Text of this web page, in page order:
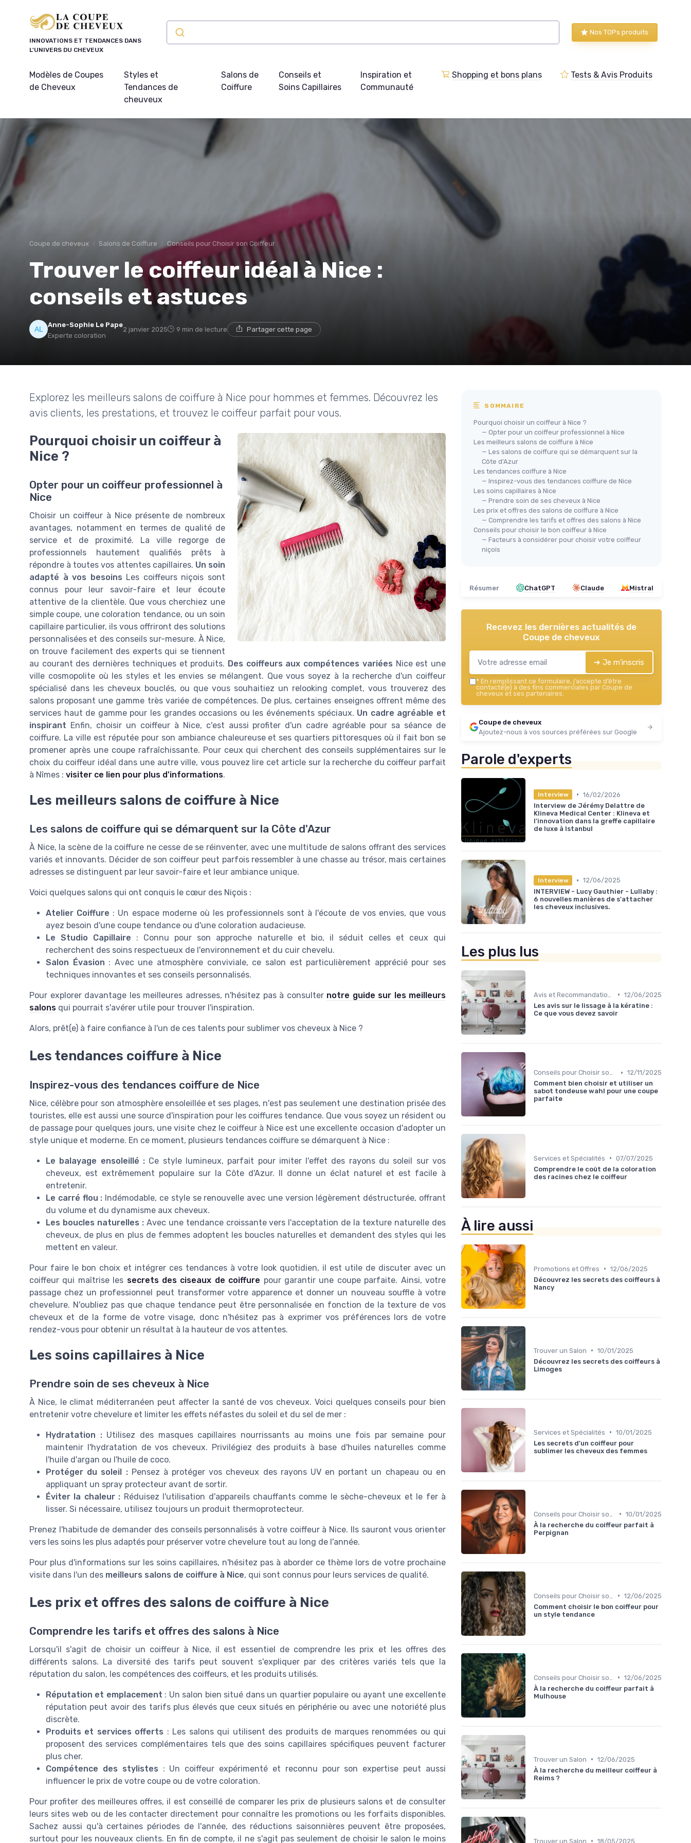
INNOVATIONS ET TENDANCES DANS
L'UNIVERS DU CHEVEUX
Nos TOPs produits
Modèles de Coupes
de Cheveux
Styles et
Tendances de
cheuveux
Salons de
Coiffure
Conseils et
Soins Capillaires
Inspiration et
Communauté
Shopping et bons plans Tests & Avis Produits
Coupe de cheveux Salons de Coiffure Conseils pour Choisir son Coiffeur
Trouver le coiffeur idéal à Nice :
conseils et astuces
Anne-Sophie Le Pape
Experte coloration
2 janvier 2025 9 min de lecture Partager cette page
Explorez les meilleurs salons de coiffure à Nice pour hommes et femmes. Découvrez les
avis clients, les prestations, et trouvez le coiffeur parfait pour vous.
Pourquoi choisir un coiffeur à
Nice ?
Opter pour un coiffeur professionnel à
Nice
Choisir un coiffeur à Nice présente de nombreux
avantages, notamment en termes de qualité de
service et de proximité. La ville regorge de
professionnels hautement qualifiés prêts à
répondre à toutes vos attentes capillaires. Un soin
adapté à vos besoins Les coiffeurs niçois sont
connus pour leur savoir-faire et leur écoute
attentive de la clientèle. Que vous cherchiez une
simple coupe, une coloration tendance, ou un soin
capillaire particulier, ils vous offriront des solutions
personnalisées et des conseils sur-mesure. À Nice,
on trouve facilement des experts qui se tiennent
au courant des dernières techniques et produits. Des coiffeurs aux compétences variées Nice est une
ville cosmopolite où les styles et les envies se mélangent. Que vous soyez à la recherche d'un coiffeur
spécialisé dans les cheveux bouclés, ou que vous souhaitiez un relooking complet, vous trouverez des
salons proposant une gamme très variée de compétences. De plus, certaines enseignes offrent même des
services haut de gamme pour les grandes occasions ou les événements spéciaux. Un cadre agréable et
inspirant Enfin, choisir un coiffeur à Nice, c'est aussi profiter d'un cadre agréable pour sa séance de
coiffure. La ville est réputée pour son ambiance chaleureuse et ses quartiers pittoresques où il fait bon se
promener après une coupe rafraîchissante. Pour ceux qui cherchent des conseils supplémentaires sur le
choix du coiffeur idéal dans une autre ville, vous pouvez lire cet article sur la recherche du coiffeur parfait
à Nîmes : visiter ce lien pour plus d'informations.
Les meilleurs salons de coiffure à Nice
Les salons de coiffure qui se démarquent sur la Côte d'Azur
À Nice, la scène de la coiffure ne cesse de se réinventer, avec une multitude de salons offrant des services
variés et innovants. Décider de son coiffeur peut parfois ressembler à une chasse au trésor, mais certaines
adresses se distinguent par leur savoir-faire et leur ambiance unique.
Voici quelques salons qui ont conquis le cœur des Niçois :
Atelier Coiffure : Un espace moderne où les professionnels sont à l'écoute de vos envies, que vous
ayez besoin d'une coupe tendance ou d'une coloration audacieuse.
Le Studio Capillaire : Connu pour son approche naturelle et bio, il séduit celles et ceux qui
recherchent des soins respectueux de l'environnement et du cuir chevelu.
Salon Évasion : Avec une atmosphère conviviale, ce salon est particulièrement apprécié pour ses
techniques innovantes et ses conseils personnalisés.
Pour explorer davantage les meilleures adresses, n'hésitez pas à consulter notre guide sur les meilleurs
salons qui pourrait s'avérer utile pour trouver l'inspiration.
Alors, prêt(e) à faire confiance à l'un de ces talents pour sublimer vos cheveux à Nice ?
Les tendances coiffure à Nice
Inspirez-vous des tendances coiffure de Nice
Nice, célèbre pour son atmosphère ensoleillée et ses plages, n'est pas seulement une destination prisée des
touristes, elle est aussi une source d'inspiration pour les coiffures tendance. Que vous soyez un résident ou
de passage pour quelques jours, une visite chez le coiffeur à Nice est une excellente occasion d'adopter un
style unique et moderne. En ce moment, plusieurs tendances coiffure se démarquent à Nice :
Le balayage ensoleillé :Ce style lumineux, parfait pour imiter l'effet des rayons du soleil sur vos
cheveux, est extrêmement populaire sur la Côte d'Azur. Il donne un éclat naturel et est facile à
entretenir.
Le carré flou : Indémodable, ce style se renouvelle avec une version légèrement déstructurée, offrant
du volume et du dynamisme aux cheveux.
Les boucles naturelles :Avec une tendance croissante vers l'acceptation de la texture naturelle des
cheveux, de plus en plus de femmes adoptent les boucles naturelles et demandent des styles qui les
mettent en valeur.
Pour faire le bon choix et intégrer ces tendances à votre look quotidien, il est utile de discuter avec un
coiffeur qui maîtrise les secrets des ciseaux de coiffure pour garantir une coupe parfaite. Ainsi, votre
passage chez un professionnel peut transformer votre apparence et donner un nouveau souffle à votre
chevelure. N'oubliez pas que chaque tendance peut être personnalisée en fonction de la texture de vos
cheveux et de la forme de votre visage, donc n'hésitez pas à exprimer vos préférences lors de votre
rendez-vous pour obtenir un résultat à la hauteur de vos attentes.
Les soins capillaires à Nice
Prendre soin de ses cheveux à Nice
À Nice, le climat méditerranéen peut affecter la santé de vos cheveux. Voici quelques conseils pour bien
entretenir votre chevelure et limiter les effets néfastes du soleil et du sel de mer :
Hydratation :Utilisez des masques capillaires nourrissants au moins une fois par semaine pour
maintenir l'hydratation de vos cheveux. Privilégiez des produits à base d'huiles naturelles comme
l'huile d'argan ou l'huile de coco.
Protéger du soleil :Pensez à protéger vos cheveux des rayons UV en portant un chapeau ou en
appliquant un spray protecteur avant de sortir.
Éviter la chaleur : Réduisez l'utilisation d'appareils chauffants comme le sèche-cheveux et le fer à
lisser. Si nécessaire, utilisez toujours un produit thermoprotecteur.
Prenez l'habitude de demander des conseils personnalisés à votre coiffeur à Nice. Ils sauront vous orienter
vers les soins les plus adaptés pour préserver votre chevelure tout au long de l'année.
Pour plus d'informations sur les soins capillaires, n'hésitez pas à aborder ce thème lors de votre prochaine
visite dans l'un des meilleurs salons de coiffure à Nice, qui sont connus pour leurs services de qualité.
Les prix et offres des salons de coiffure à Nice
Comprendre les tarifs et offres des salons à Nice
Lorsqu'il s'agit de choisir un coiffeur à Nice, il est essentiel de comprendre les prix et les offres des
différents salons. La diversité des tarifs peut souvent s'expliquer par des critères variés tels que la
réputation du salon, les compétences des coiffeurs, et les produits utilisés.
Réputation et emplacement : Un salon bien situé dans un quartier populaire ou ayant une excellente
réputation peut avoir des tarifs plus élevés que ceux situés en périphérie ou avec une notoriété plus
discrète.
Produits et services offerts : Les salons qui utilisent des produits de marques renommées ou qui
proposent des services complémentaires tels que des soins capillaires spécifiques peuvent facturer
plus cher.
Compétence des stylistes : Un coiffeur expérimenté et reconnu pour son expertise peut aussi
influencer le prix de votre coupe ou de votre coloration.
Pour profiter des meilleures offres, il est conseillé de comparer les prix de plusieurs salons et de consulter
leurs sites web ou de les contacter directement pour connaître les promotions ou les forfaits disponibles.
Sachez aussi qu'à certaines périodes de l'année, des réductions saisonnières peuvent être proposées,
surtout pour les nouveaux clients. En fin de compte, il ne s'agit pas seulement de choisir le salon le moins
SOMMAIRE
Pourquoi choisir un coiffeur à Nice ?
— Opter pour un coiffeur professionnel à Nice
Les meilleurs salons de coiffure à Nice
— Les salons de coiffure qui se démarquent sur la
Côte d'Azur
Les tendances coiffure à Nice
— Inspirez-vous des tendances coiffure de Nice
Les soins capillaires à Nice
— Prendre soin de ses cheveux à Nice
Les prix et offres des salons de coiffure à Nice
— Comprendre les tarifs et offres des salons à Nice
Conseils pour choisir le bon coiffeur à Nice
— Facteurs à considérer pour choisir votre coiffeur
niçois
Résumer ChatGPT Claude Mistral
Recevez les dernières actualités de
Coupe de cheveux
➔ Je m'inscris
* En remplissant ce formulaire, j’accepte d’être
contacté(e) à des fins commerciales par Coupe de
cheveux et ses partenaires.
Coupe de cheveux
Ajoutez-nous à vos sources préférées sur Google
Parole d'experts
Interview • 16/02/2026
Interview de Jérémy Delattre de
Klineva Medical Center : Klineva et
l'innovation dans la greffe capillaire
de luxe à Istanbul
Interview • 12/06/2025
INTERVIEW - Lucy Gauthier - Lullaby :
6 nouvelles manières de s'attacher
les cheveux inclusives.
Les plus lus
• 12/06/2025
Les avis sur le lissage à la kératine :
Ce que vous devez savoir
Conseils pour Choisir son Coiffeur • 12/11/2025
Comment bien choisir et utiliser un
sabot tondeuse wahl pour une coupe
parfaite
Services et Spécialités • 07/07/2025
Comprendre le coût de la coloration
des racines chez le coiffeur
À lire aussi
Promotions et Offres • 12/06/2025
Découvrez les secrets des coiffeurs à
Nancy
Trouver un Salon • 10/01/2025
Découvrez les secrets des coiffeurs à
Limoges
Services et Spécialités • 10/01/2025
Les secrets d'un coiffeur pour
sublimer les cheveux des femmes
• 10/01/2025
À la recherche du coiffeur parfait à
Perpignan
• 12/06/2025
Comment choisir le bon coiffeur pour
un style tendance
• 12/06/2025
À la recherche du coiffeur parfait à
Mulhouse
Trouver un Salon • 12/06/2025
À la recherche du meilleur coiffeur à
Reims ?
Trouver un Salon • 18/05/2025